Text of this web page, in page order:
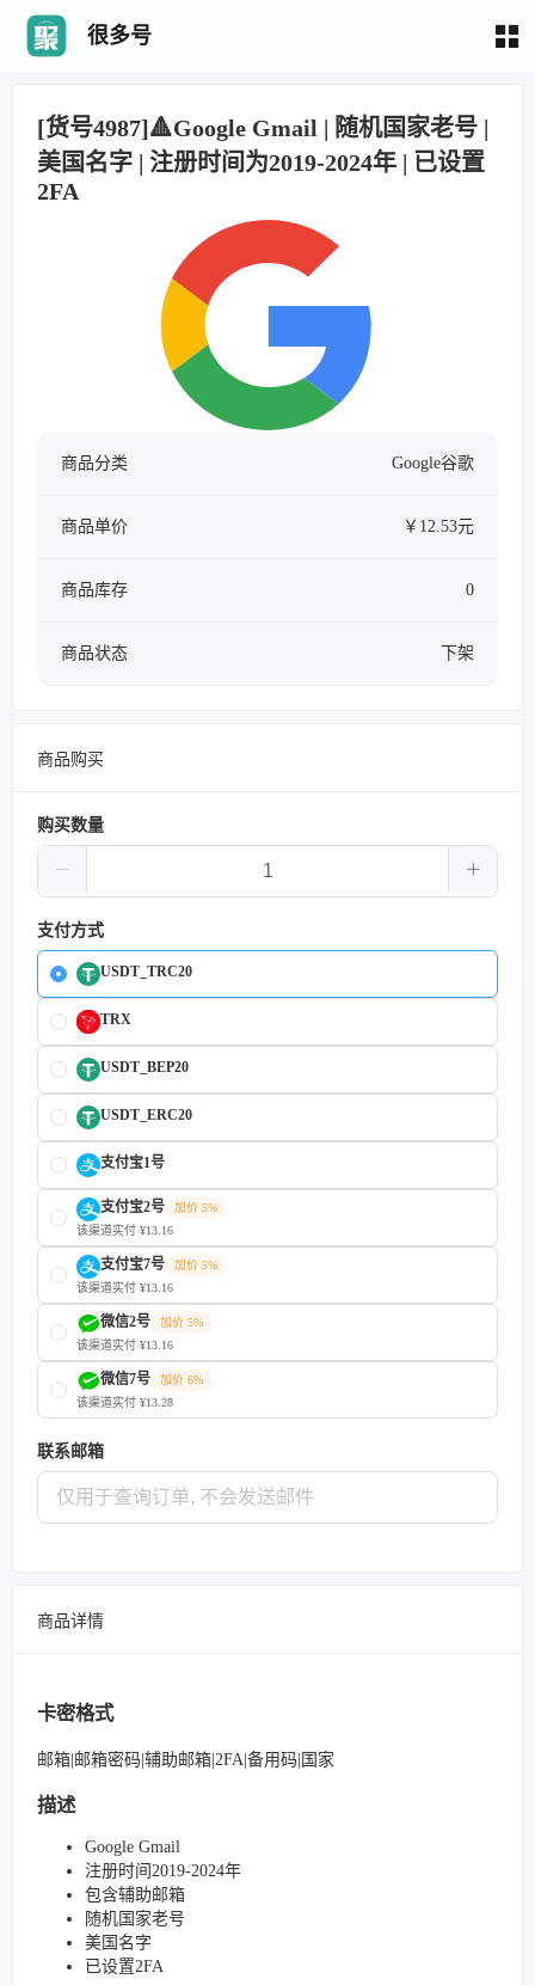
很多号
[货号4987]🔺Google Gmail | 随机国家老号 |
美国名字 | 注册时间为2019-2024年 | 已设置
2FA
商品分类 Google谷歌
商品单价 ￥12.53元
商品库存 0
商品状态 下架
商品购买
购买数量
支付方式
USDT_TRC20
TRX
USDT_BEP20
USDT_ERC20
支付宝1号
支付宝2号
加价 5%
该渠道实付 ¥13.16
支付宝7号
加价 5%
该渠道实付 ¥13.16
微信2号
加价 5%
该渠道实付 ¥13.16
微信7号
加价 6%
该渠道实付 ¥13.28
联系邮箱
商品详情
卡密格式
邮箱|邮箱密码|辅助邮箱|2FA|备用码|国家
描述
Google Gmail
注册时间2019-2024年
包含辅助邮箱
随机国家老号
美国名字
已设置2FA